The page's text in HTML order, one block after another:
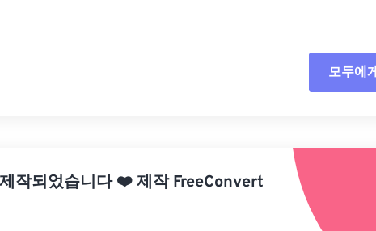
모두에
사전
사전
작되었습니다❤️제작FreeConvert